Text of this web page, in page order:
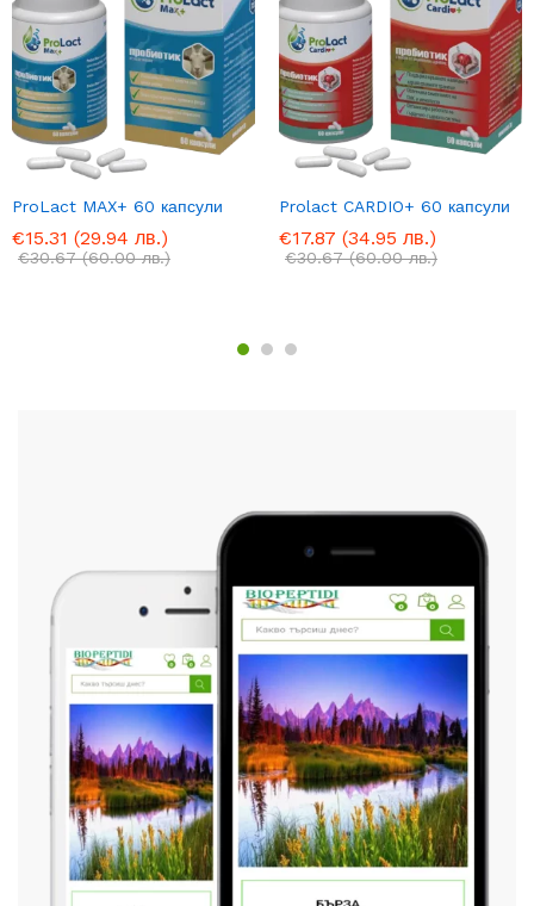
ProLact MAX+ 60 капсули
€15.31 (29.94 лв.)
€30.67 (60.00 лв.)
Prolact CARDIO+ 60 капсули
€17.87 (34.95 лв.)
€30.67 (60.00 лв.)